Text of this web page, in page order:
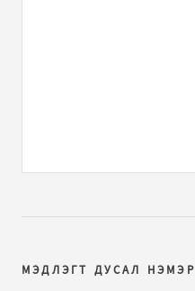
МЭДЛЭГТ ДУСАЛ НЭМЭР